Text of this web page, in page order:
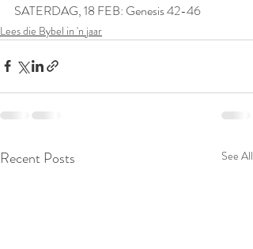
SATERDAG, 18 FEB: Genesis 42-46
Lees die Bybel in 'n jaar
Recent Posts See All